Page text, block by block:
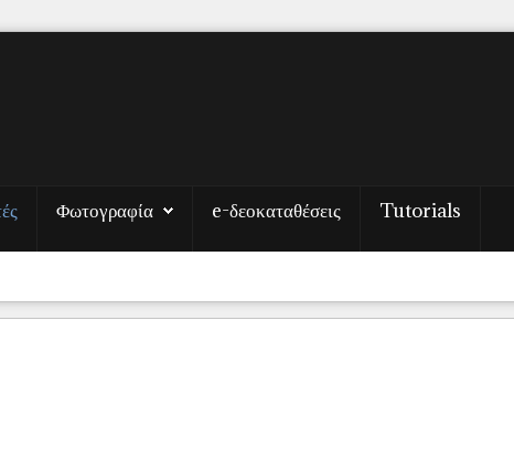
Φωτογραφία e-δεοκαταθέσεις Tutorials